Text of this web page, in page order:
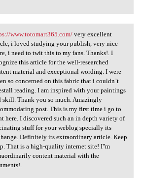
www.totomart365.com/
www.totomart365.com/very excellent
i loved studying your publish, very nice
i need to twit this to my fans. Thanks!. I
this article for the well-researched
material and exceptional wording. I were
so concerned on this fabric that i couldn’t
reading. I am inspired with your paintings
skill. Thank you so much. Amazingly
post. This is my first time i go to
here. I discovered such an in depth variety of
stuff for your weblog specially its
Definitely its extraordinary article. Keep
That is a high-quality internet site! I"m
content material with the